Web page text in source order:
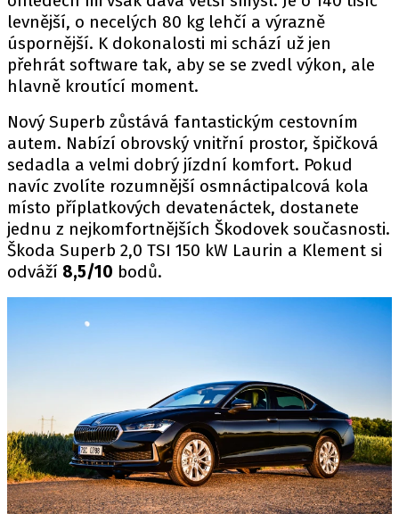
levnější, o necelých 80 kg lehčí a výrazně
úspornější. K dokonalosti mi schází už jen
přehrát software tak, aby se se zvedl výkon, ale
hlavně kroutící moment.
Nový Superb zůstává fantastickým cestovním
autem. Nabízí obrovský vnitřní prostor, špičková
sedadla a velmi dobrý jízdní komfort. Pokud
navíc zvolíte rozumnější osmnáctipalcová kola
místo příplatkových devatenáctek, dostanete
jednu z nejkomfortnějších Škodovek současnosti.
Škoda Superb 2,0 TSI 150 kW Laurin a Klement si
odváží 8,5/10 bodů.